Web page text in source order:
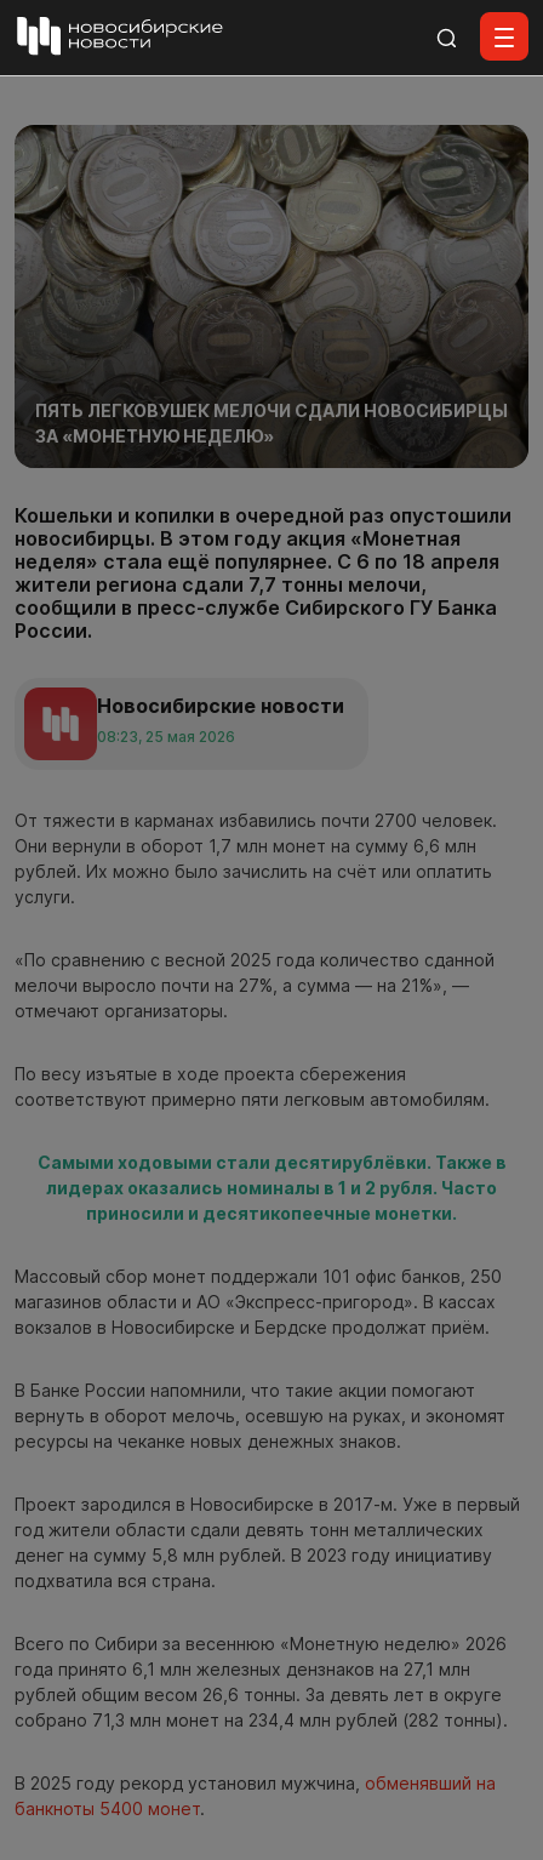
ПЯТЬ ЛЕГКОВУШЕК МЕЛОЧИ СДАЛИ НОВОСИБИРЦЫ
ЗА «МОНЕТНУЮ НЕДЕЛЮ»
Кошельки и копилки в очередной раз опустошили
новосибирцы. В этом году акция «Монетная
неделя» стала ещё популярнее. С 6 по 18 апреля
жители региона сдали 7,7 тонны мелочи,
сообщили в пресс-службе Сибирского ГУ Банка
России.
Новосибирские новости
08:23, 25 мая 2026
От тяжести в карманах избавились почти 2700 человек.
Они вернули в оборот 1,7 млн монет на сумму 6,6 млн
рублей. Их можно было зачислить на счёт или оплатить
услуги.
«По сравнению с весной 2025 года количество сданной
мелочи выросло почти на 27%, а сумма — на 21%», —
отмечают организаторы.
По весу изъятые в ходе проекта сбережения
соответствуют примерно пяти легковым автомобилям.
Самыми ходовыми стали десятирублёвки. Также в
лидерах оказались номиналы в 1 и 2 рубля. Часто
приносили и десятикопеечные монетки.
Массовый сбор монет поддержали 101 офис банков, 250
магазинов области и АО «Экспресс-пригород». В кассах
вокзалов в Новосибирске и Бердске продолжат приём.
В Банке России напомнили, что такие акции помогают
вернуть в оборот мелочь, осевшую на руках, и экономят
ресурсы на чеканке новых денежных знаков.
Проект зародился в Новосибирске в 2017-м. Уже в первый
год жители области сдали девять тонн металлических
денег на сумму 5,8 млн рублей. В 2023 году инициативу
подхватила вся страна.
Всего по Сибири за весеннюю «Монетную неделю» 2026
года принято 6,1 млн железных дензнаков на 27,1 млн
рублей общим весом 26,6 тонны. За девять лет в округе
собрано 71,3 млн монет на 234,4 млн рублей (282 тонны).
В 2025 году рекорд установил мужчина, обменявший на
банкноты 5400 монет.